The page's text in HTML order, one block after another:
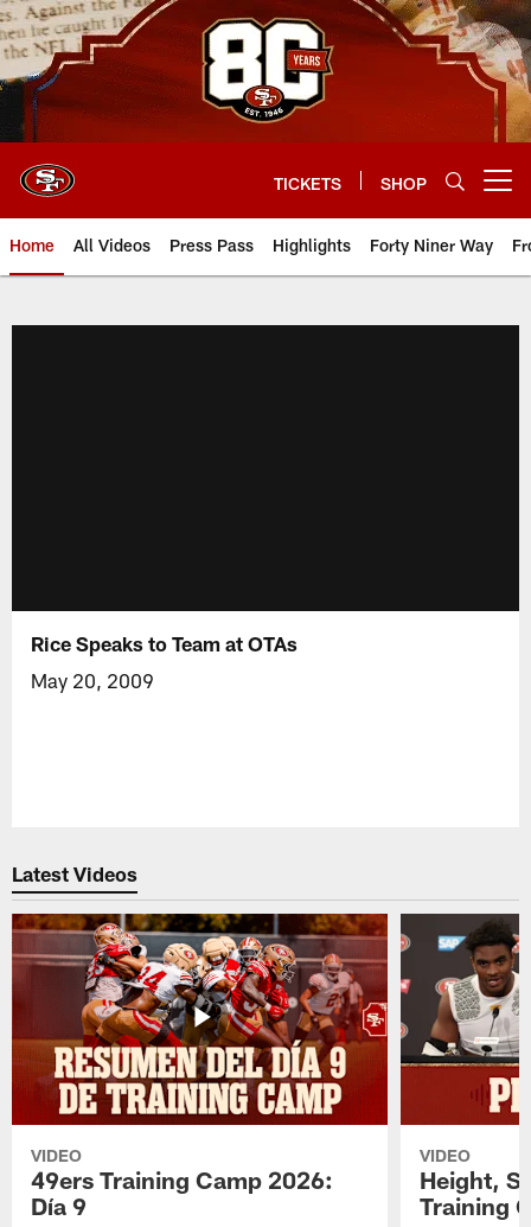
Skip
to
main
content
TICKETS SHOP
Home All Videos Press Pass Highlights Forty Niner Way
Rice Speaks to Team at OTAs
May 20, 2009
Latest Videos
VIDEO
49ers Training Camp 2026:
Día 9
VIDEO
Height,
Training